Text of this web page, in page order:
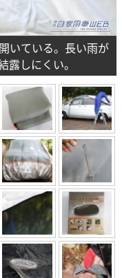
いている。長い雨が
しにくい。